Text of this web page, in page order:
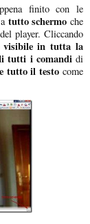
finito con le
tutto schermo che
player. Cliccando
visibile in tutta la
tutti i comandi di
tutto il testo come